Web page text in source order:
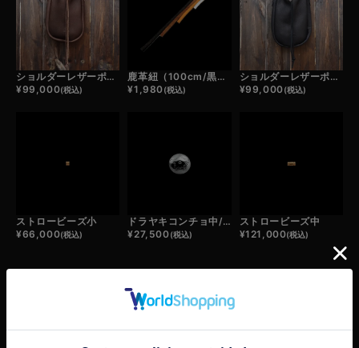
ショルダーレザーポーチ（茶）
¥99,000(税込)
鹿革紐（100cm/黒・濃茶・薄茶・白）
¥1,980(税込)
ショルダーレザーポーチ（黒）
¥99,000(税込)
ストロービーズ小
¥66,000(税込)
ドラヤキコンチョ中/スター
¥27,500(税込)
ストロービーズ中
¥121,000(税込)
RECOMMEND ITEM あなたへおすすめ商品